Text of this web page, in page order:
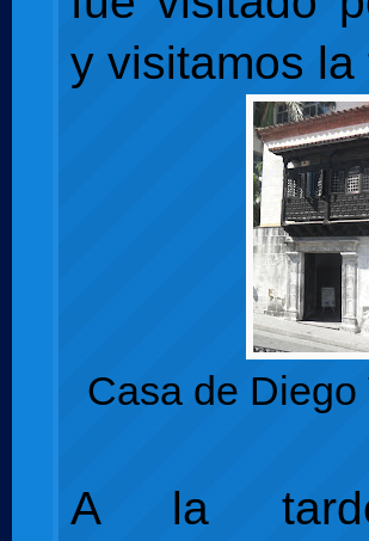
y visitamos la
Casa de
A la